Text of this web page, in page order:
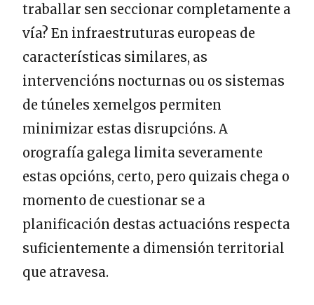
traballar sen seccionar completamente a
vía? En infraestruturas europeas de
características similares, as
intervencións nocturnas ou os sistemas
de túneles xemelgos permiten
minimizar estas disrupcións. A
orografía galega limita severamente
estas opcións, certo, pero quizais chega o
momento de cuestionar se a
planificación destas actuacións respecta
suficientemente a dimensión territorial
que atravesa.